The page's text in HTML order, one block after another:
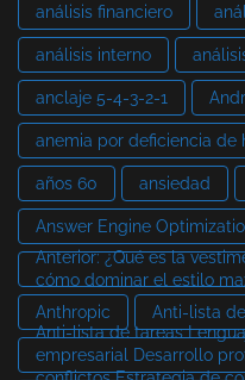
análisis financiero
análisis interno
anclaje 5-4-3-2-1
anemia por deficiencia de
años 60 ansiedad
Answer Engine
Anterior: ¿Qué es la
cómo dominar el estilo
Anthropic
Anti-lista
Anti-lista de tareas
empresarial Desarrollo